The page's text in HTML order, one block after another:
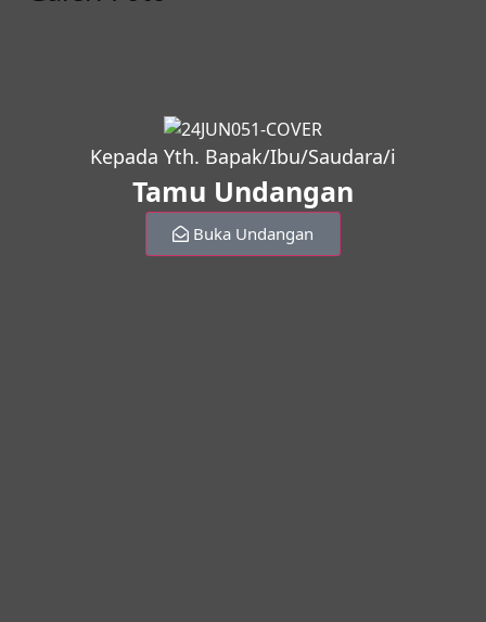
Kepada Yth. Bapak/Ibu/Saudara/i
Tamu Undangan
Buka Undangan